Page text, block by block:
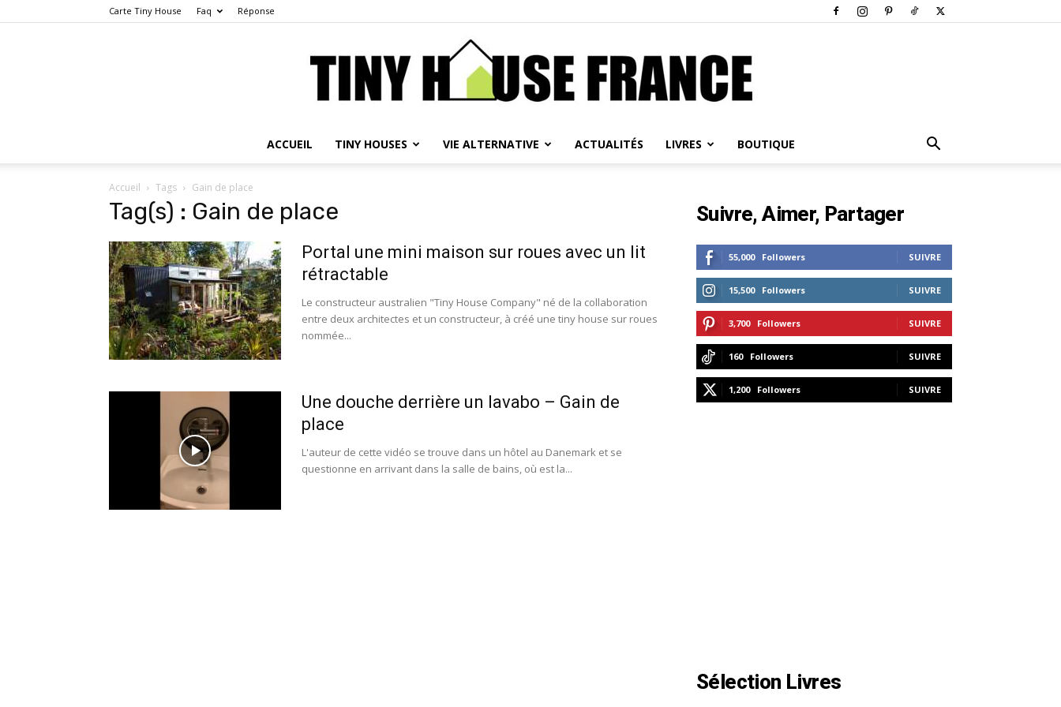
Carte Tiny House Faq Réponse
ACCUEIL TINY HOUSES VIE ALTERNATIVE ACTUALITÉS LIVRES BOUTIQUE
Accueil Tags Gain de place
Tag(s) : Gain de place
Portal une mini maison sur roues avec un lit
rétractable
Le constructeur australien "Tiny House Company" né de la collaboration
entre deux architectes et un constructeur, à créé une tiny house sur roues
nommée...
Une douche derrière un lavabo – Gain de
place
L'auteur de cette vidéo se trouve dans un hôtel au Danemark et se
questionne en arrivant dans la salle de bains, où est la...
Suivre, Aimer, Partager
55,000 Followers SUIVRE
15,500 Followers SUIVRE
3,700 Followers SUIVRE
160 Followers SUIVRE
1,200 Followers SUIVRE
Sélection Livres